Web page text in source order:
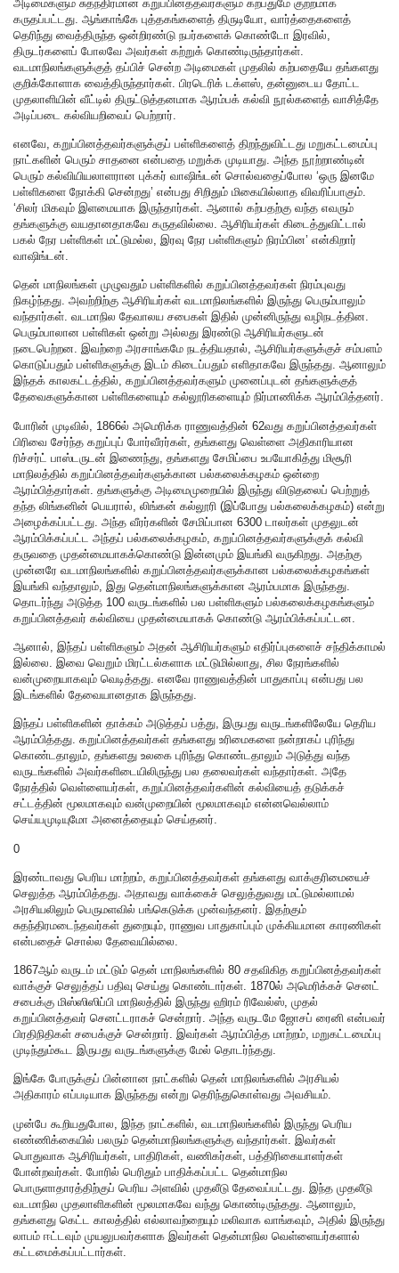
அடிமைகளும் சுதந்திரமான கறுப்பினத்தவர்களும் கற்பதுமே குற்றமாக
கருதப்பட்டது. ஆங்காங்கே புத்தகங்களைத் திருடியோ, வார்த்தைகளைத்
தெரிந்து வைத்திருந்த ஒன்றிரண்டு நபர்களைக் கொண்டோ இரவில்,
திருடர்களைப் போலவே அவர்கள் கற்றுக் கொண்டிருந்தார்கள்.
வடமாநிலங்களுக்குத் தப்பிச் சென்ற அடிமைகள் முதலில் கற்பதையே தங்களது
குறிக்கோளாக வைத்திருந்தார்கள். பிரடெரிக் டக்ளஸ், தன்னுடைய தோட்ட
முதலாளியின் வீட்டில் திருட்டுத்தனமாக ஆரம்பக் கல்வி நூல்களைத் வாசித்தே
அடிப்படை கல்வியறிவைப் பெற்றார்.
எனவே, கறுப்பினத்தவர்களுக்குப் பள்ளிகளைத் திறந்துவிட்டது மறுகட்டமைப்பு
நாட்களின் பெரும் சாதனை என்பதை மறுக்க முடியாது. அந்த நூற்றாண்டின்
பெரும் கல்வியியலாளரான புக்கர் வாஷிங்டன் சொல்வதைப்போல ‘ஒரு இனமே
பள்ளிகளை நோக்கி சென்றது’ என்பது சிறிதும் மிகையில்லாத விவரிப்பாகும்.
‘சிலர் மிகவும் இளமையாக இருந்தார்கள். ஆனால் கற்பதற்கு வந்த எவரும்
தங்களுக்கு வயதானதாகவே கருதவில்லை. ஆசிரியர்கள் கிடைத்துவிட்டால்
பகல் நேர பள்ளிகள் மட்டுமல்ல, இரவு நேர பள்ளிகளும் நிரம்பின’ என்கிறார்
வாஷிங்டன்.
தென் மாநிலங்கள் முழுவதும் பள்ளிகளில் கறுப்பினத்தவர்கள் நிரம்புவது
நிகழ்ந்தது. அவற்றிற்கு ஆசிரியர்கள் வடமாநிலங்களில் இருந்து பெரும்பாலும்
வந்தார்கள். வடமாநில தேவாலய சபைகள் இதில் முன்னிருந்து வழிநடத்தின.
பெரும்பாலான பள்ளிகள் ஒன்று அல்லது இரண்டு ஆசிரியர்களுடன்
நடைபெற்றன. இவற்றை அரசாங்கமே நடத்தியதால், ஆசிரியர்களுக்குச் சம்பளம்
கொடுப்பதும் பள்ளிகளுக்கு இடம் கிடைப்பதும் எளிதாகவே இருந்தது. ஆனாலும்
இந்தக் காலகட்டத்தில், கறுப்பினத்தவர்களும் முனைப்புடன் தங்களுக்குத்
தேவைகளுக்கான பள்ளிகளையும் கல்லூரிகளையும் நிர்மாணிக்க ஆரம்பித்தனர்.
போரின் முடிவில், 1866ல் அமெரிக்க ராணுவத்தின் 62வது கறுப்பினத்தவர்கள்
பிரிவை சேர்ந்த கறுப்புப் போர்வீரர்கள், தங்களது வெள்ளை அதிகாரியான
ரிச்சர்ட் பாஸ்டருடன் இணைந்து, தங்களது சேமிப்பை உபயோகித்து மிசூரி
மாநிலத்தில் கறுப்பினத்தவர்களுக்கான பல்கலைக்கழகம் ஒன்றை
ஆரம்பித்தார்கள். தங்களுக்கு அடிமைமுறையில் இருந்து விடுதலைப் பெற்றுத்
தந்த லிங்கனின் பெயரால், லிங்கன் கல்லூரி (இப்போது பல்கலைக்கழகம்) என்று
அழைக்கப்பட்டது. அந்த வீரர்களின் சேமிப்பான 6300 டாலர்கள் முதலுடன்
ஆரம்பிக்கப்பட்ட அந்தப் பல்கலைக்கழகம், கறுப்பினத்தவர்களுக்குக் கல்வி
தருவதை முதன்மையாகக்கொண்டு இன்னமும் இயங்கி வருகிறது. அதற்கு
முன்னரே வடமாநிலங்களில் கறுப்பினத்தவர்களுக்கான பல்கலைக்கழகங்கள்
இயங்கி வந்தாலும், இது தென்மாநிலங்களுக்கான ஆரம்பமாக இருந்தது.
தொடர்ந்து அடுத்த 100 வருடங்களில் பல பள்ளிகளும் பல்கலைக்கழகங்களும்
கறுப்பினத்தவர் கல்வியை முதன்மையாகக் கொண்டு ஆரம்பிக்கப்பட்டன.
ஆனால், இந்தப் பள்ளிகளும் அதன் ஆசிரியர்களும் எதிர்ப்புகளைச் சந்திக்காமல்
இல்லை. இவை வெறும் மிரட்டல்களாக மட்டுமில்லாது, சில நேரங்களில்
வன்முறையாகவும் வெடித்தது. எனவே ராணுவத்தின் பாதுகாப்பு என்பது பல
இடங்களில் தேவையானதாக இருந்தது.
இந்தப் பள்ளிகளின் தாக்கம் அடுத்தப் பத்து, இருபது வருடங்களிலேயே தெரிய
ஆரம்பித்தது. கறுப்பினத்தவர்கள் தங்களது உரிமைகளை நன்றாகப் புரிந்து
கொண்டதாலும், தங்களது உலகை புரிந்து கொண்டதாலும் அடுத்து வந்த
வருடங்களில் அவர்களிடையிலிருந்து பல தலைவர்கள் வந்தார்கள். அதே
நேரத்தில் வெள்ளையர்கள், கறுப்பினத்தவர்களின் கல்வியைத் தடுக்கச்
சட்டத்தின் மூலமாகவும் வன்முறையின் மூலமாகவும் என்னவெல்லாம்
செய்யமுடியுமோ அனைத்தையும் செய்தனர்.
0
இரண்டாவது பெரிய மாற்றம், கறுப்பினத்தவர்கள் தங்களது வாக்குரிமையைச்
செலுத்த ஆரம்பித்தது. அதாவது வாக்கைச் செலுத்துவது மட்டுமல்லாமல்
அரசியலிலும் பெருமளவில் பங்கெடுக்க முன்வந்தனர். இதற்கும்
சுதந்திரமடைந்தவர்கள் துறையும், ராணுவ பாதுகாப்பும் முக்கியமான காரணிகள்
என்பதைச் சொல்ல தேவையில்லை.
1867ஆம் வருடம் மட்டும் தென் மாநிலங்களில் 80 சதவிகித கறுப்பினத்தவர்கள்
வாக்குச் செலுத்தப் பதிவு செய்து கொண்டார்கள். 1870ல் அமெரிக்கச் செனட்
சபைக்கு மிஸ்ஸிஸிப்பி மாநிலத்தில் இருந்து ஹிரம் ரிவேல்ஸ், முதல்
கறுப்பினத்தவர் செனட்டராகச் சென்றார். அந்த வருடமே ஜோசப் ரைனி என்பவர்
பிரதிநிதிகள் சபைக்குச் சென்றார். இவர்கள் ஆரம்பித்த மாற்றம், மறுகட்டமைப்பு
முடிந்தும்கூட இருபது வருடங்களுக்கு மேல் தொடர்ந்தது.
இங்கே போருக்குப் பின்னான நாட்களில் தென் மாநிலங்களில் அரசியல்
அதிகாரம் எப்படியாக இருந்தது என்று தெரிந்துகொள்வது அவசியம்.
முன்பே கூறியதுபோல, இந்த நாட்களில், வடமாநிலங்களில் இருந்து பெரிய
எண்ணிக்கையில் பலரும் தென்மாநிலங்களுக்கு வந்தார்கள். இவர்கள்
பொதுவாக ஆசிரியர்கள், பாதிரிகள், வணிகர்கள், பத்திரிகையாளர்கள்
போன்றவர்கள். போரில் பெரிதும் பாதிக்கப்பட்ட தென்மாநில
பொருளாதாரத்திற்குப் பெரிய அளவில் முதலீடு தேவைப்பட்டது. இந்த முதலீடு
வடமாநில முதலாளிகளின் மூலமாகவே வந்து கொண்டிருந்தது. ஆனாலும்,
தங்களது கெட்ட காலத்தில் எல்லாவற்றையும் மலிவாக வாங்கவும், அதில் இருந்து
லாபம் ஈட்டவும் முயலுபவர்களாக இவர்கள் தென்மாநில வெள்ளையர்களால்
கட்டமைக்கப்பட்டார்கள்.